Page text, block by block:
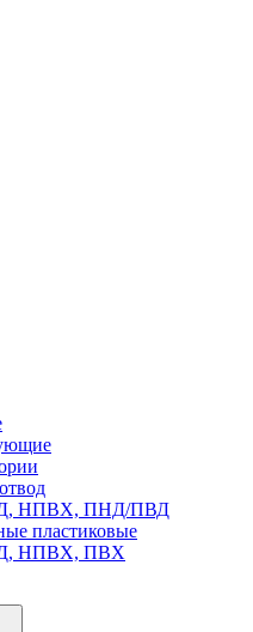
НПВХ, ПНД/ПВД
пластиковые
НПВХ, ПВХ